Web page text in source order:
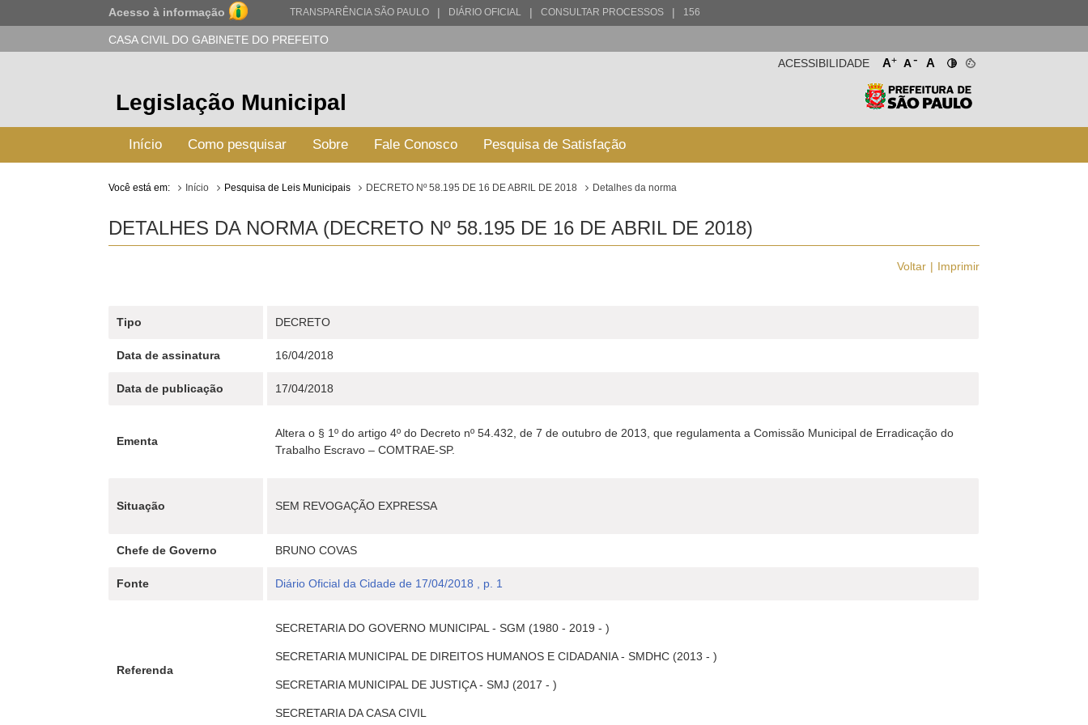
Acesso à informação TRANSPARÊNCIA SÃO PAULO | DIÁRIO OFICIAL | CONSULTAR PROCESSOS | 156
CASA CIVIL DO GABINETE DO PREFEITO
A+ A- A
ACESSIBILIDADE
Legislação Municipal
Início Como pesquisar Sobre Fale Conosco Pesquisa de Satisfação
Você está em: Início Pesquisa de Leis Municipais DECRETO Nº 58.195 DE 16 DE ABRIL DE 2018 Detalhes da norma
DETALHES DA NORMA (DECRETO Nº 58.195 DE 16 DE ABRIL DE 2018)
Voltar Imprimir
Tipo DECRETO
Data de assinatura 16/04/2018
Data de publicação 17/04/2018
Ementa
Altera o § 1º do artigo 4º do Decreto nº 54.432, de 7 de outubro de 2013, que regulamenta a Comissão Municipal de Erradicação do
Trabalho Escravo – COMTRAE-SP.
Situação SEM REVOGAÇÃO EXPRESSA
Chefe de Governo BRUNO COVAS
Fonte Diário Oficial da Cidade de 17/04/2018 , p. 1
Referenda
SECRETARIA DO GOVERNO MUNICIPAL - SGM (1980 - 2019 - )
SECRETARIA MUNICIPAL DE DIREITOS HUMANOS E CIDADANIA - SMDHC (2013 - )
SECRETARIA MUNICIPAL DE JUSTIÇA - SMJ (2017 - )
SECRETARIA DA CASA CIVIL